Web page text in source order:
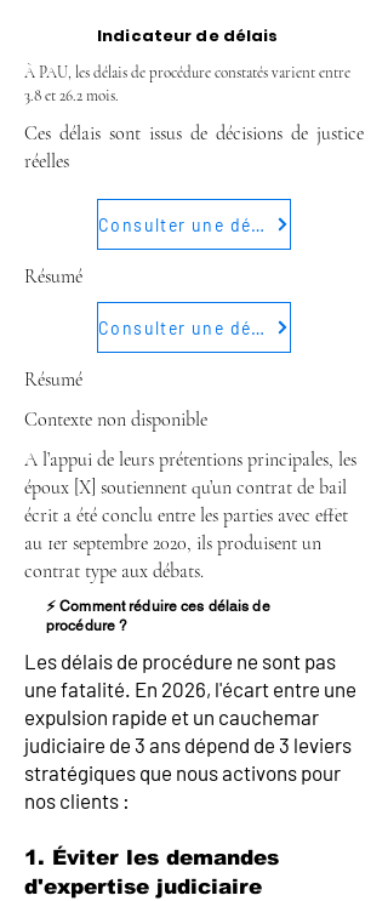
Indicateur de délais
À PAU, les délais de procédure constatés varient entre
3.8 et 26.2 mois.
Ces délais sont issus de décisions de justice
réelles
Consulter une décision
Résumé
Consulter une décision
Résumé
Contexte non disponible
A l’appui de leurs prétentions principales, les
époux [X] soutiennent qu’un contrat de bail
écrit a été conclu entre les parties avec effet
au 1er septembre 2020, ils produisent un
contrat type aux débats.
⚡ Comment réduire ces délais de
procédure ?
Les délais de procédure ne sont pas
une fatalité. En 2026, l'écart entre une
expulsion rapide et un cauchemar
judiciaire de 3 ans dépend de 3 leviers
stratégiques que nous activons pour
nos clients :
1. Éviter les demandes
d'expertise judiciaire